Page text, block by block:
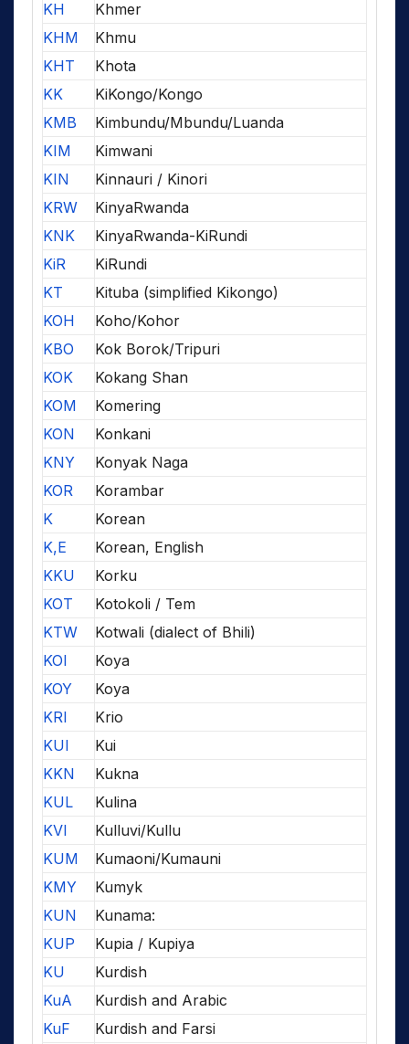
KH
Khmer
KHM
Khmu
KHT
Khota
KK
KiKongo/Kongo
KMB
Kimbundu/Mbundu/Luanda
KIM
Kimwani
KIN
Kinnauri / Kinori
KRW
KinyaRwanda
KNK
KinyaRwanda-KiRundi
KiR
KiRundi
KT
Kituba (simplified Kikongo)
KOH
Koho/Kohor
KBO
Kok Borok/Tripuri
KOK
Kokang Shan
KOM
Komering
KON
Konkani
KNY
Konyak Naga
KOR
Korambar
K
Korean
K,E
Korean, English
KKU
Korku
KOT
Kotokoli / Tem
KTW
Kotwali (dialect of Bhili)
KOI
Koya
KOY
Koya
KRI
Krio
KUI
Kui
KKN
Kukna
KUL
Kulina
KVI
Kulluvi/Kullu
KUM
Kumaoni/Kumauni
KMY
Kumyk
KUN
Kunama:
KUP
Kupia / Kupiya
KU
Kurdish
KuA
Kurdish and Arabic
KuF
Kurdish and Farsi